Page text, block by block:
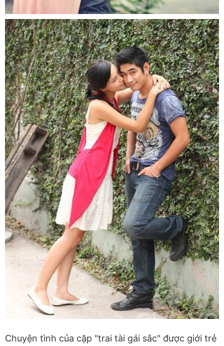
Chuyện tình của cặp "trai tài gái sắc" được giới trẻ